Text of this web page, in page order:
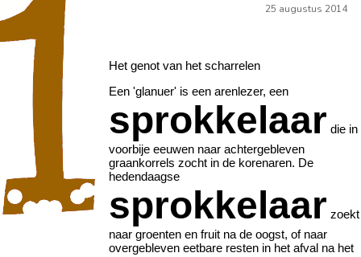
25 augustus 2014
Het genot van het scharrelen
Een 'glanuer' is een arenlezer, een
sprokkelaar die in
voorbije eeuwen naar achtergebleven
graankorrels zocht in de korenaren. De
hedendaagse
sprokkelaar zoekt
naar groenten en fruit na de oogst, of naar
overgebleven eetbare resten in het afval na het